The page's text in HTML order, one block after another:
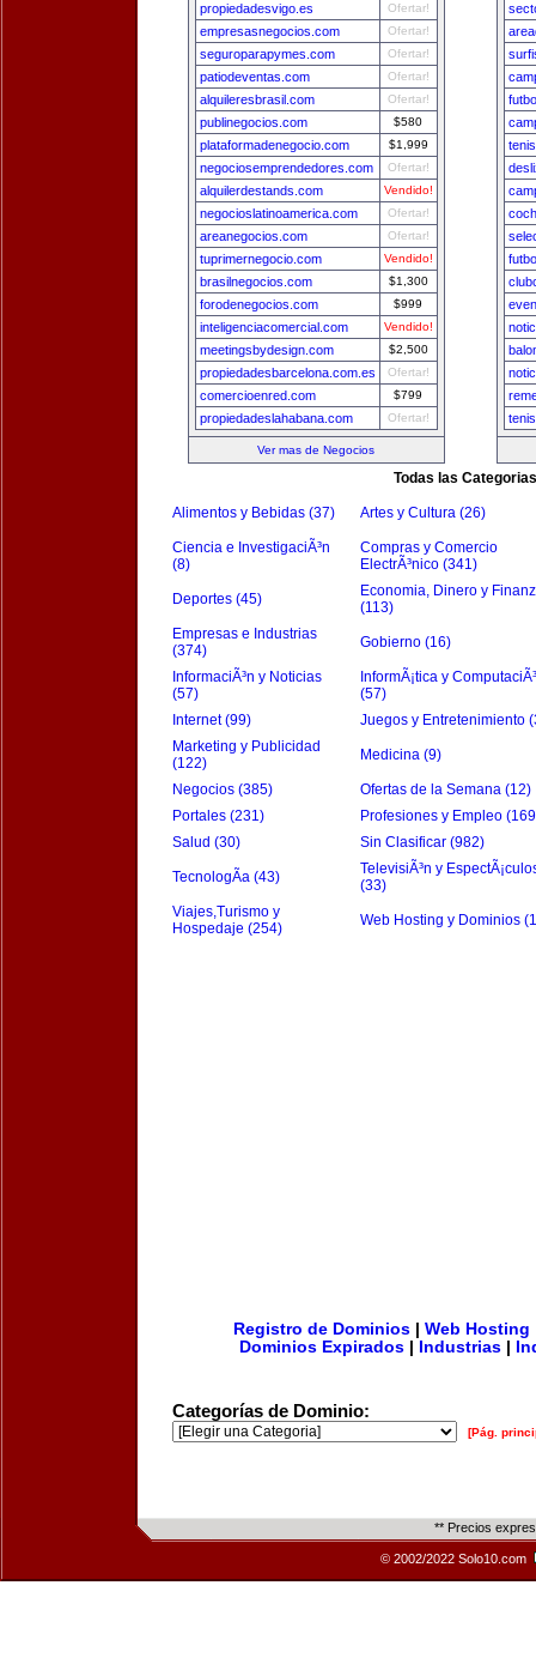
propiedadesvigo.es Ofertar!
empresasnegocios.com Ofertar!
seguroparapymes.com Ofertar!
patiodeventas.com Ofertar!
alquileresbrasil.com Ofertar!
publinegocios.com $580
plataformadenegocio.com $1,999
negociosemprendedores.com Ofertar!
alquilerdestands.com Vendido!
negocioslatinoamerica.com Ofertar!
areanegocios.com Ofertar!
tuprimernegocio.com Vendido!
brasilnegocios.com $1,300
forodenegocios.com $999
inteligenciacomercial.com Vendido!
meetingsbydesign.com $2,500
propiedadesbarcelona.com.es Ofertar!
comercioenred.com $799
propiedadeslahabana.com Ofertar!
Ver mas de Negocios
Todas las Categorias
Alimentos y Bebidas (37) Artes y Cultura (26)
Ciencia e InvestigaciÃ³n
(8)
Compras y Comercio
ElectrÃ³nico (341)
Deportes (45)
Economia, Dinero y
(113)
Empresas e Industrias
(374)
Gobierno (16)
InformaciÃ³n y Noticias
(57)
InformÃ¡tica y
(57)
Internet (99)
Juegos y Entretenimiento
Marketing y Publicidad
(122)
Medicina (9)
Negocios (385)
Ofertas de la Semana (12)
Portales (231)
Profesiones y Empleo
Salud (30)
Sin Clasificar (982)
TecnologÃ­a (43)
TelevisiÃ³n y
(33)
Viajes,Turismo y
Hospedaje (254)
Web Hosting y Dominios
Registro de Dominios| Web Hosting
Dominios Expirados
Industrias
Categorías de Dominio:
[Pág.
** Precios
© 2002/2022 Solo10.com